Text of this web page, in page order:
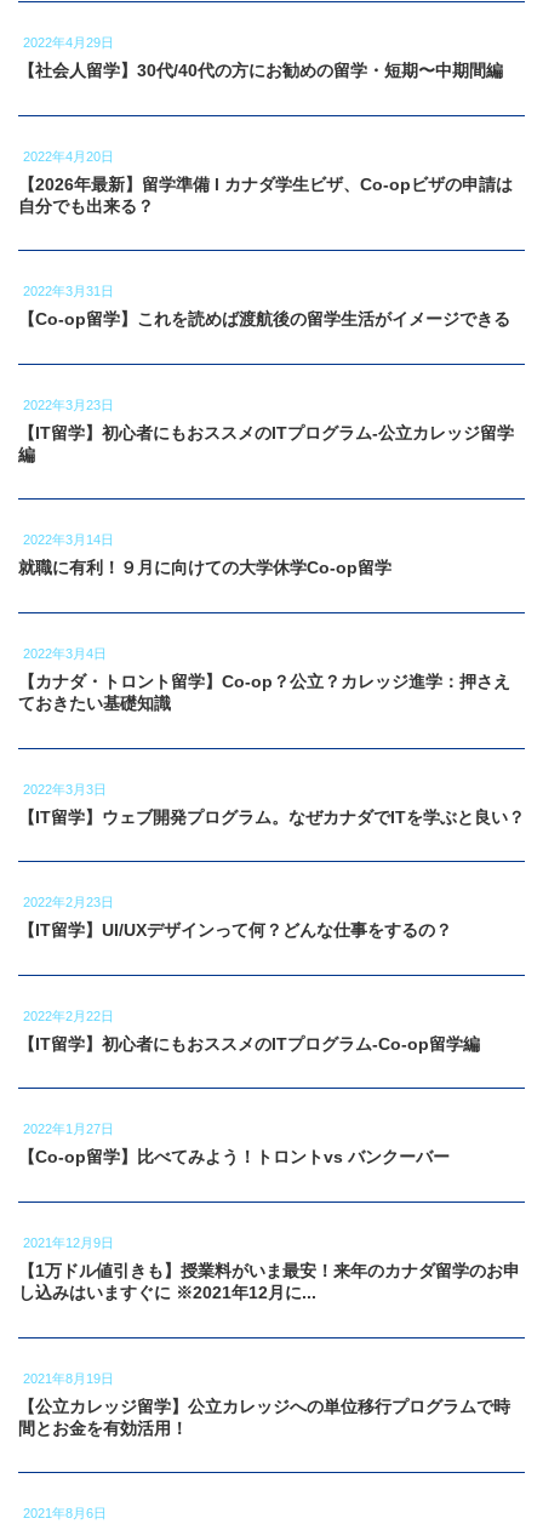
2022年4月29日
【社会人留学】30代/40代の方にお勧めの留学・短期〜中期間編
2022年4月20日
【2026年最新】留学準備 l カナダ学生ビザ、Co-opビザの申請は
自分でも出来る？
2022年3月31日
【Co-op留学】これを読めば渡航後の留学生活がイメージできる
2022年3月23日
【IT留学】初心者にもおススメのITプログラム-公立カレッジ留学
編
2022年3月14日
就職に有利！９月に向けての大学休学Co-op留学
2022年3月4日
【カナダ・トロント留学】Co-op？公立？カレッジ進学：押さえ
ておきたい基礎知識
2022年3月3日
【IT留学】ウェブ開発プログラム。なぜカナダでITを学ぶと良い？
2022年2月23日
【IT留学】UI/UXデザインって何？どんな仕事をするの？
2022年2月22日
【IT留学】初心者にもおススメのITプログラム-Co-op留学編
2022年1月27日
【Co-op留学】比べてみよう！トロントvs バンクーバー
2021年12月9日
【1万ドル値引きも】授業料がいま最安！来年のカナダ留学のお申
し込みはいますぐに ※2021年12月に...
2021年8月19日
【公立カレッジ留学】公立カレッジへの単位移行プログラムで時
間とお金を有効活用！
2021年8月6日